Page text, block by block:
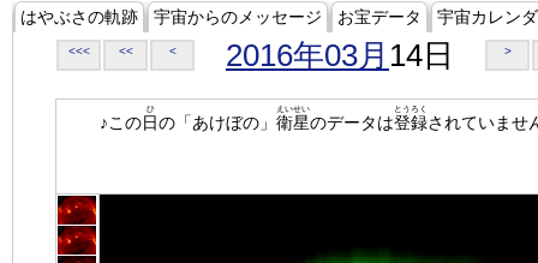
はやぶさの軌跡 宇宙からのメッセージ お宝データ 宇宙カレン
<<< << < 2016年03月 14日 >
♪この日
ひ
の「あけぼの」 衛星
えいせい
のデータは登録
とうろく
されていませ